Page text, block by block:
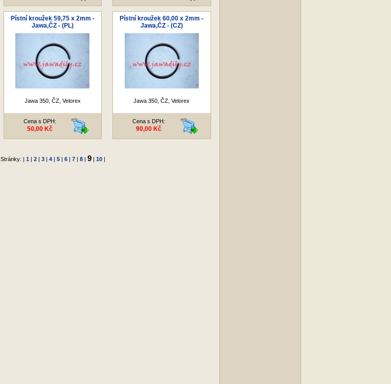
Pístní kroužek 59,75 x 2mm -
Jawa,ČZ - (PL)
Jawa 350, ČZ, Velorex
Cena s DPH:
50,00 Kč
Pístní kroužek 60,00 x 2mm -
Jawa,ČZ - (CZ)
Jawa 350, ČZ, Velorex
Cena s DPH:
90,00 Kč
Stránky: | 1| 2| 3| 4| 5| 6| 7| 8| 9| 10|